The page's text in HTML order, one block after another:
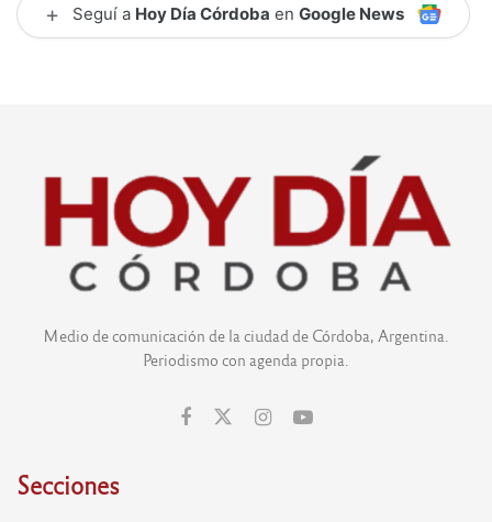
+ Seguí a Hoy Día Córdoba en Google News
Medio de comunicación de la ciudad de Córdoba, Argentina.
Periodismo con agenda propia.
Secciones